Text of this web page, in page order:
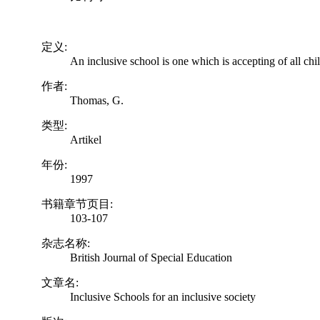
定义:
An inclusive school is one which is accepting of all
作者:
Thomas, G.
类型:
Artikel
年份:
1997
书籍章节页目:
103-107
杂志名称:
British Journal of Special Education
文章名:
Inclusive Schools for an inclusive society